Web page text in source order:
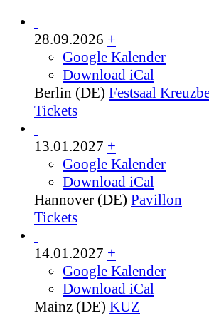
28.09.2026 +
Google Kalender
Download iCal
Berlin (DE) Festsaal
Tickets
13.01.2027 +
Google Kalender
Download iCal
Hannover (DE) Pavillon
Tickets
14.01.2027 +
Google Kalender
Download iCal
Mainz (DE) KUZ